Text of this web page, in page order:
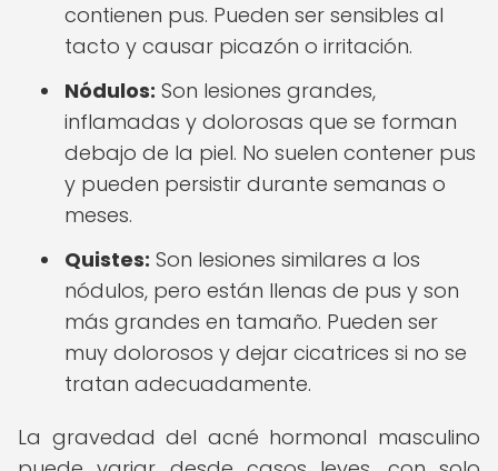
contienen pus. Pueden ser sensibles al
tacto y causar picazón o irritación.
Nódulos: Son lesiones grandes,
inflamadas y dolorosas que se forman
debajo de la piel. No suelen contener pus
y pueden persistir durante semanas o
meses.
Quistes: Son lesiones similares a los
nódulos, pero están llenas de pus y son
más grandes en tamaño. Pueden ser
muy dolorosos y dejar cicatrices si no se
tratan adecuadamente.
La gravedad del acné hormonal masculino